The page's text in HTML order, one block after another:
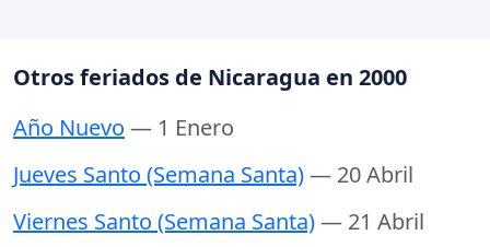
Otros feriados de Nicaragua en 2000
Año Nuevo — 1 Enero
Jueves Santo (Semana Santa)— 20 Abril
Viernes Santo (Semana Santa)— 21 Abril